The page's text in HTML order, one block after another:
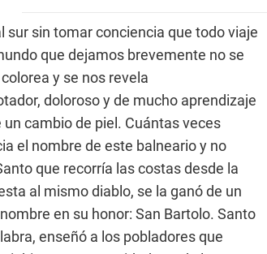
sur sin tomar conciencia que todo viaje
que dejamos brevemente no se
y se nos revela
doloroso y de mucho aprendizaje
cambio de piel. Cuántas veces
el nombre de este balneario y no
que recorría las costas desde la
al mismo diablo, se la ganó de un
en su honor: San Bartolo. Santo
enseñó a los pobladores que